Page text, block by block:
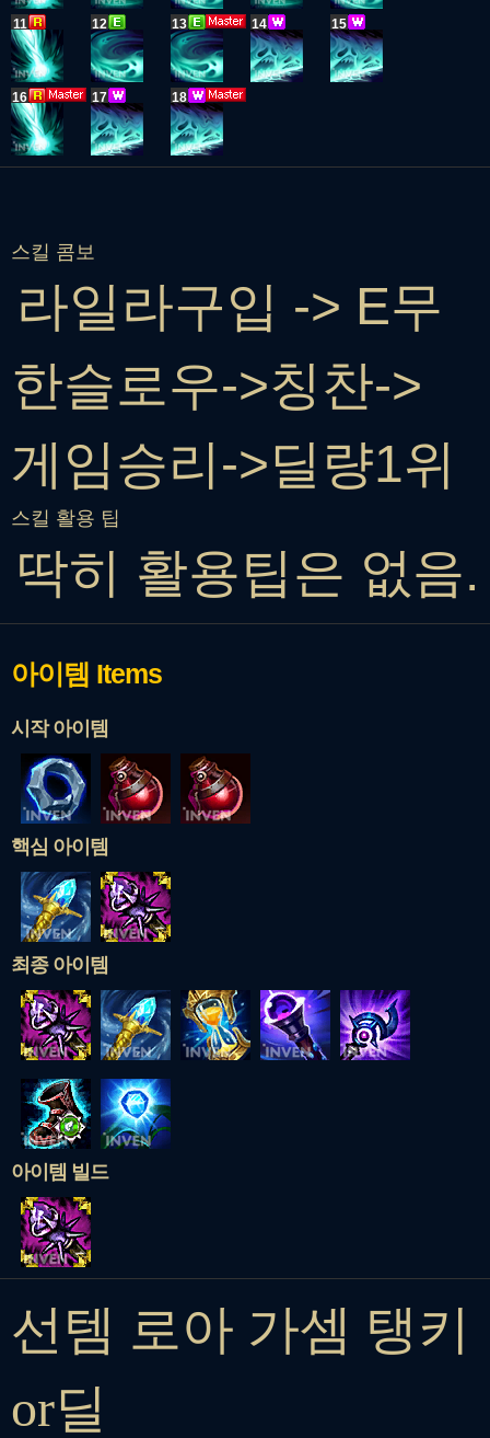
11 12 13 14 15
16 17 18
스킬 콤보
라일라구입 -> E무
한슬로우->칭찬->
게임승리->딜량1위
스킬 활용 팁
딱히 활용팁은 없음.
아이템 Items
시작 아이템
핵심 아이템
최종 아이템
아이템 빌드
선템 로아 가셈 탱키
or딜